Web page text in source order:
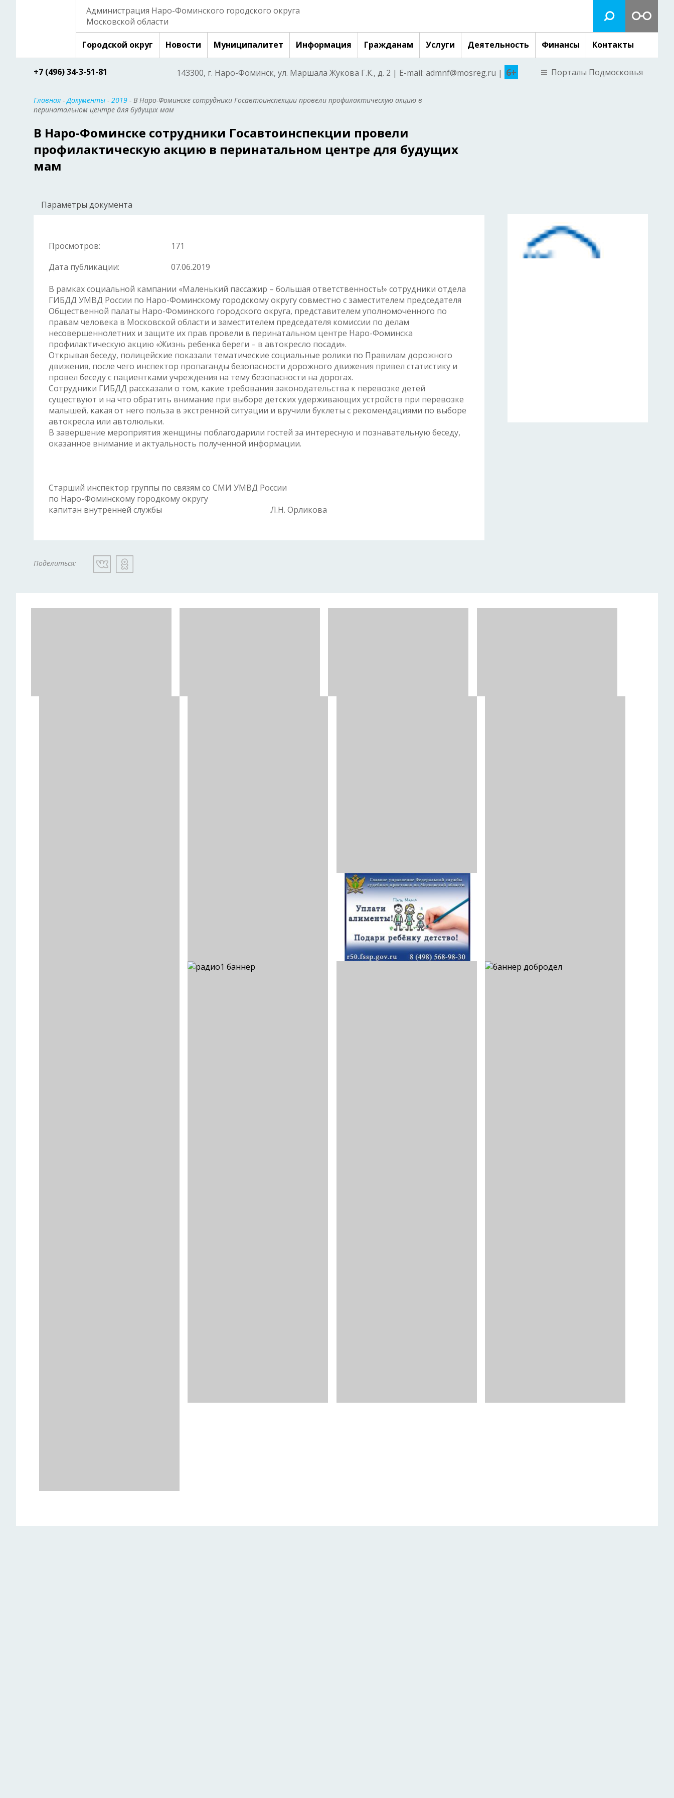
Администрация Наро-Фоминского городского округа
Московской области
Городской округ Новости Муниципалитет Информация Гражданам Услуги Деятельность Финансы Контакты
+7 (496) 34-3-51-81 143300, г. Наро-Фоминск, ул. Маршала Жукова Г.К., д. 2 | E-mail: admnf@mosreg.ru | 6+ Порталы Подмосковья
Главная -Документы - 2019 - В Наро-Фоминске сотрудники Госавтоинспекции провели профилактическую акцию в
перинатальном центре для будущих мам
В Наро-Фоминске сотрудники Госавтоинспекции провели
профилактическую акцию в перинатальном центре для будущих
мам
Параметры документа
Просмотров:
171
Дата публикации:
07.06.2019
В рамках социальной кампании «Маленький пассажир – большая ответственность!» сотрудники отдела
ГИБДД УМВД России по Наро-Фоминскому городскому округу совместно с заместителем председателя
Общественной палаты Наро-Фоминского городского округа, представителем уполномоченного по
правам человека в Московской области и заместителем председателя комиссии по делам
несовершеннолетних и защите их прав провели в перинатальном центре Наро-Фоминска
профилактическую акцию «Жизнь ребенка береги – в автокресло посади».
Открывая беседу, полицейские показали тематические социальные ролики по Правилам дорожного
движения, после чего инспектор пропаганды безопасности дорожного движения привел статистику и
провел беседу с пациентками учреждения на тему безопасности на дорогах.
Сотрудники ГИБДД рассказали о том, какие требования законодательства к перевозке детей
существуют и на что обратить внимание при выборе детских удерживающих устройств при перевозке
малышей, какая от него польза в экстренной ситуации и вручили буклеты с рекомендациями по выборе
автокресла или автолюльки.
В завершение мероприятия женщины поблагодарили гостей за интересную и познавательную беседу,
оказанное внимание и актуальность полученной информации.
Старший инспектор группы по связям со СМИ УМВД России
по Наро-Фоминскому городкому округу
капитан внутренней службы Л.Н. Орликова
Поделиться: